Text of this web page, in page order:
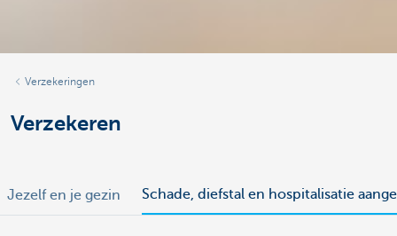
Verzekeringen
Verzekeren
Jezelf en je gezin Schade, diefstal en hospitalisatie